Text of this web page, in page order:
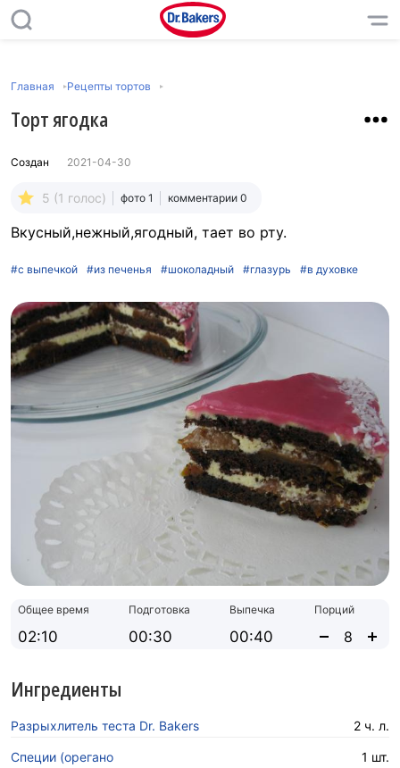
Главная Рецепты тортов
Торт ягодка
Создан 2021-04-30
5 (1 голос) фото 1 комментарии 0
Вкусный,нежный,ягодный, тает во рту.
#с выпечкой #из печенья #шоколадный #глазурь #в духовке
Общее время
02:10
Подготовка
00:30
Выпечка
00:40
Порций
Ингредиенты
Разрыхлитель теста Dr. Bakers 2 ч. л.
Специи (орегано 1 шт.